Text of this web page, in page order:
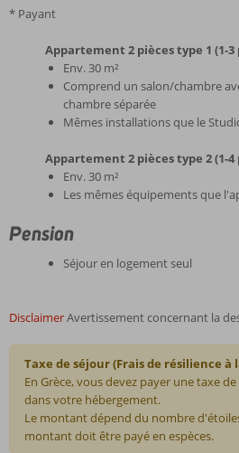
* Payant
Appartement 2 pièces type 1 (1-3
Env. 30 m²
Comprend un salon/chambre
chambre séparée
Mêmes installations que le
Appartement 2 pièces type 2 (1-4
Env. 30 m²
Les mêmes équipements que
Pension
Séjour en logement seul
DisclaimerAvertissement concernant la
Taxe de séjour (Frais de résilience
En Grèce, vous devez payer une taxe
dans votre hébergement.
Le montant dépend du nombre
montant doit être payé en espèces.